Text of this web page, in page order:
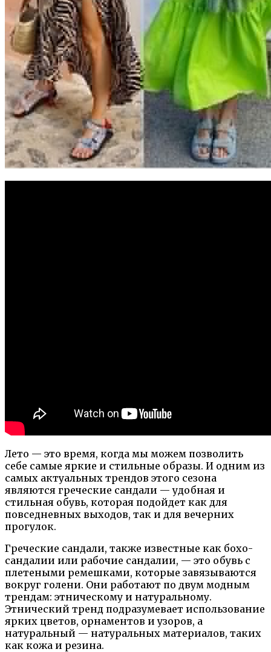
Лето — это время, когда мы можем позволить
себе самые яркие и стильные образы. И одним из
самых актуальных трендов этого сезона
являются греческие сандали — удобная и
стильная обувь, которая подойдет как для
повседневных выходов, так и для вечерних
прогулок.
Греческие сандали, также известные как бохо-
сандалии или рабочие сандалии, — это обувь с
плетеными ремешками, которые завязываются
вокруг голени. Они работают по двум модным
трендам: этническому и натуральному.
Этнический тренд подразумевает использование
ярких цветов, орнаментов и узоров, а
натуральный — натуральных материалов, таких
как кожа и резина.